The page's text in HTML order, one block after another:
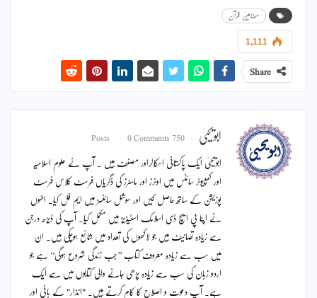
مضامین قرآن
1,111
Share
ابویحییٰ 750 Posts
0 Comments
ابویحییٰ ایک پاکستانی اسکالراور مصنف ہیں ۔ آپ نے علوم اسلامیہ
اور کمپیوٹر سائنس میں اونرز اور ماسٹرز کی ڈگریاں فرسٹ کلاس فرسٹ
پوزیشن کے ساتھ حاصل کیں اور سوشل سائنسز میں ایم فل کیا۔ انہوں
نے اپنا پی ایچ ڈی اسلامک اسٹیڈیز میں مکمل کیا۔ آپ کی ڈیڑھ درجن
سے زیادہ تصانیف ہیں جو لاکھوں کی تعداد میں شائع ہوچکی ہیں۔ ان
میں سب سے زیادہ معروف کتاب ’’جب زندگی شروع ہوگی‘‘ ہے جو
اردو زبان کی سب سے زیادہ پڑھی جانے والی کتابوں میں سے ایک
ہے۔ آپ دعوت و اصلاح کا کام کرتے ہیں۔ "انذار" کے بانی اور